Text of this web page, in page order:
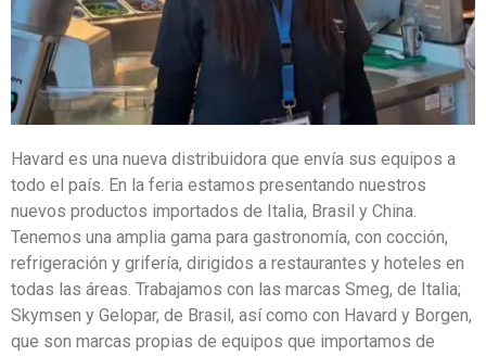
Havard es una nueva distribuidora que envía sus equipos a
todo el país. En la feria estamos presentando nuestros
nuevos productos importados de Italia, Brasil y China.
Tenemos una amplia gama para gastronomía, con cocción,
refrigeración y grifería, dirigidos a restaurantes y hoteles en
todas las áreas. Trabajamos con las marcas Smeg, de Italia;
Skymsen y Gelopar, de Brasil, así como con Havard y Borgen,
que son marcas propias de equipos que importamos de